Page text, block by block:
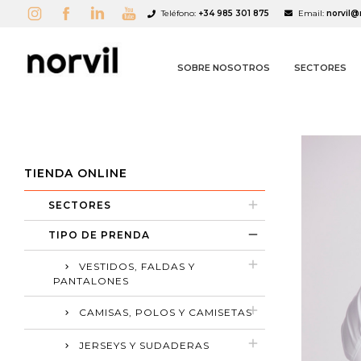
Teléfono: +34 985 301 875 Email:
SOBRE NOSOTROS SECTORES
TIENDA ONLINE
SECTORES
TIPO DE PRENDA
VESTIDOS, FALDAS Y
PANTALONES
CAMISAS, POLOS Y CAMISETAS
JERSEYS Y SUDADERAS